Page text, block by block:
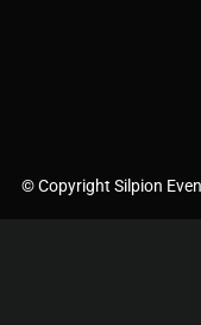
© Copyright Silpion